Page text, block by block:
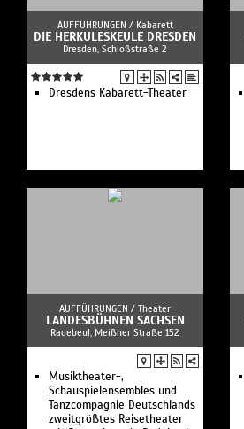
EINHEIT
IMPROTHEATERKURS FÜR
EINSTEIGER*INNEN
EXTRABLATT - DIE
IMPROSHOW
DAS HOTEL
HALLOWEEN IMPRO-SHOW
AUFFÜHRUNGEN / Kabarett
DIE HERKULESKEULE DRESDEN
Dresden, Schloßstraße 2
Dresdens Kabarett-Theater
AUFFÜHRUNGEN / Theater
LANDESBÜHNEN SACHSEN
Radebeul, Meißner Straße 152
Musiktheater-,
Schauspielensembles und
Tanzcompagnie Deutschlands
zweitgrößtes Reisetheater